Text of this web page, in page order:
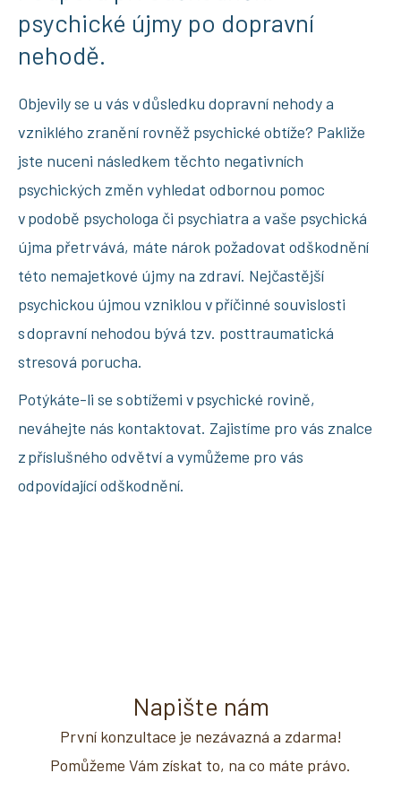
psychické újmy po dopravní
nehodě.
Objevily se u vás v důsledku dopravní nehody a
vzniklého zranění rovněž psychické obtíže? Pakliže
jste nuceni následkem těchto negativních
psychických změn vyhledat odbornou pomoc
v podobě psychologa či psychiatra a vaše psychická
újma přetrvává, máte nárok požadovat odškodnění
této nemajetkové újmy na zdraví. Nejčastější
psychickou újmou vzniklou v příčinné souvislosti
s dopravní nehodou bývá tzv. posttraumatická
stresová porucha.
Potýkáte-li se s obtížemi v psychické rovině,
neváhejte nás kontaktovat. Zajistíme pro vás znalce
z příslušného odvětví a vymůžeme pro vás
odpovídající odškodnění.
Napište nám
První konzultace je nezávazná a zdarma!
Pomůžeme Vám získat to, na co máte právo.